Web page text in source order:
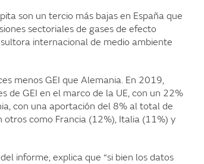
son un tercio más bajas en España que
sectoriales de gases de efecto
internacional de medio ambiente
menos GEI que Alemania. En 2019,
de GEI en el marco de la UE, con un 22%
con una aportación del 8% al total de
otros como Francia (12%), Italia (11%) y
informe, explica que “si bien los datos